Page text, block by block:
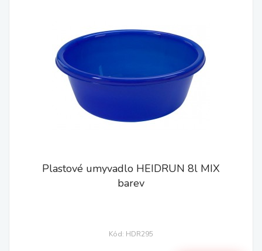
Plastové umyvadlo HEIDRUN 8l MIX
barev
Kód: HDR295